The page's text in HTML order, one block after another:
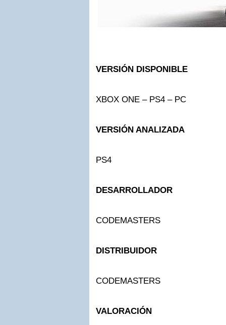
VERSIÓN DISPONIBLE
XBOX ONE – PS4 – PC
VERSIÓN ANALIZADA
PS4
DESARROLLADOR
CODEMASTERS
DISTRIBUIDOR
CODEMASTERS
VALORACIÓN